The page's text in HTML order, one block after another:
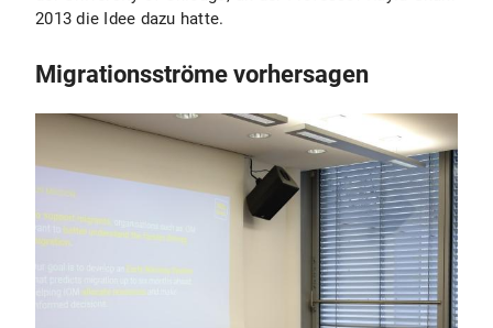
2013 die Idee dazu hatte.
Migrationsströme vorhersagen